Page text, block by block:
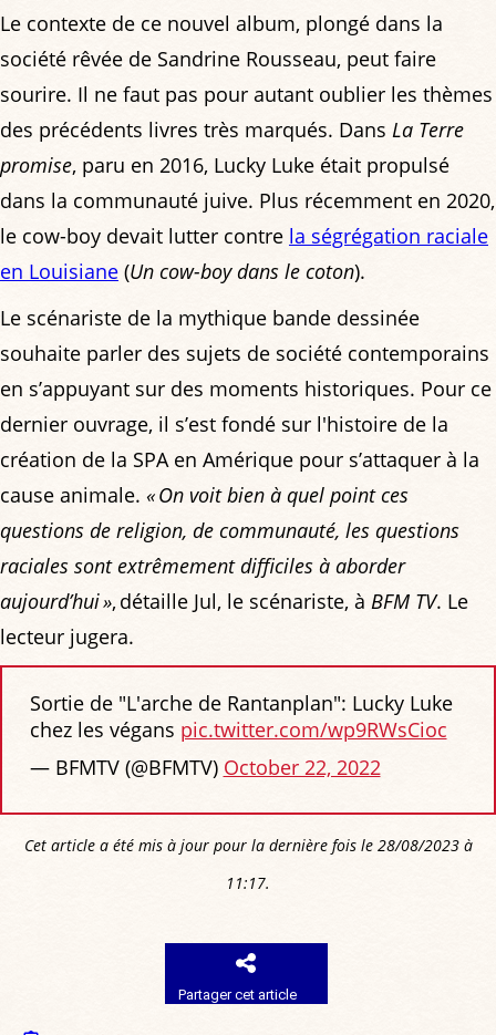
Le contexte de ce nouvel album, plongé dans la
société rêvée de Sandrine Rousseau, peut faire
sourire. Il ne faut pas pour autant oublier les thèmes
des précédents livres très marqués. Dans La Terre
promise, paru en 2016, Lucky Luke était propulsé
dans la communauté juive. Plus récemment en 2020,
le cow-boy devait lutter contre la ségrégation raciale
en Louisiane (Un cow-boy dans le coton).
Le scénariste de la mythique bande dessinée
souhaite parler des sujets de société contemporains
en s’appuyant sur des moments historiques. Pour ce
dernier ouvrage, il s’est fondé sur l'histoire de la
création de la SPA en Amérique pour s’attaquer à la
cause animale. « On voit bien à quel point ces
questions de religion, de communauté, les questions
raciales sont extrêmement difficiles à aborder
aujourd’hui », détaille Jul, le scénariste, à BFM TV. Le
lecteur jugera.
Sortie de "L'arche de Rantanplan": Lucky Luke
chez les végans pic.twitter.com/wp9RWsCioc
— BFMTV (@BFMTV) October 22, 2022
Cet article a été mis à jour pour la dernière fois le 28/08/2023 à
11:17.
Partager cet article